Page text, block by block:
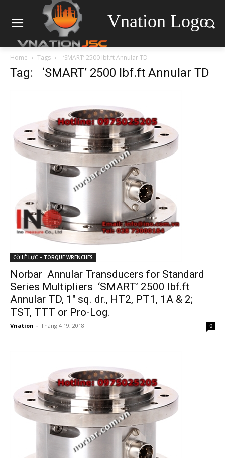
Vnation Logo
Home Tags ‘SMART’ 2500 lbf.ft Annular TD
Tag: ‘SMART’ 2500 lbf.ft Annular TD
CỜ LÊ LỰC – TORQUE WRENCHES
Norbar Annular Transducers for Standard
Series Multipliers ‘SMART’ 2500 lbf.ft
Annular TD, 1″ sq. dr., HT2, PT1, 1A & 2;
TST, TTT or Pro-Log.
Vnation - Tháng 4 19, 2018 0